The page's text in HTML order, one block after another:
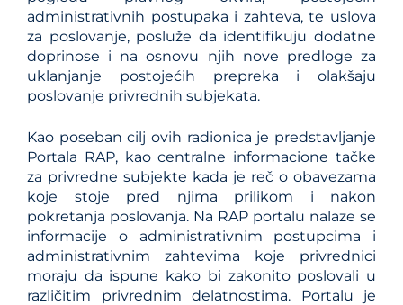
administrativnih postupaka i zahteva, te uslova
za poslovanje, posluže da identifikuju dodatne
doprinose i na osnovu njih nove predloge za
uklanjanje postojećih prepreka i olakšaju
poslovanje privrednih subjekata.
Kao poseban cilj ovih radionica je predstavljanje
Portala RAP, kao centralne informacione tačke
za privredne subjekte kada je reč o obavezama
koje stoje pred njima prilikom i nakon
pokretanja poslovanja. Na RAP portalu nalaze se
informacije o administrativnim postupcima i
administrativnim zahtevima koje privrednici
moraju da ispune kako bi zakonito poslovali u
različitim privrednim delatnostima. Portalu je